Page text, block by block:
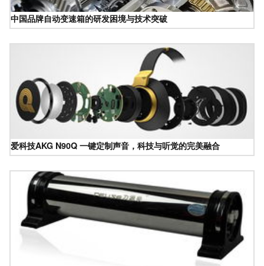
中国品牌自动变速箱的研发困境与技术突破
爱科技AKG N90Q 一键定制声音，科技与听觉的完美融合